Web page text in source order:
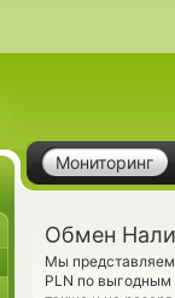
Мониторинг
Обмен
Мы
PLN по выгодным